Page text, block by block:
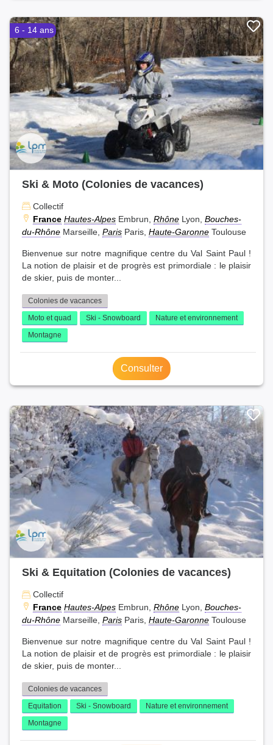
6 - 14 ans
Ski & Moto (Colonies de vacances)
Collectif
France Hautes-Alpes Embrun, Rhône Lyon, Bouches-
du-Rhône Marseille, Paris Paris, Haute-Garonne Toulouse
Bienvenue sur notre magnifique centre du Val Saint Paul !
La notion de plaisir et de progrès est primordiale : le plaisir
de skier, puis de monter...
Colonies de vacances
Moto et quad
Ski - Snowboard
Nature et environnement
Montagne
Consulter
Ski & Equitation (Colonies de vacances)
Collectif
France Hautes-Alpes Embrun, Rhône Lyon, Bouches-
du-Rhône Marseille, Paris Paris, Haute-Garonne Toulouse
Bienvenue sur notre magnifique centre du Val Saint Paul !
La notion de plaisir et de progrès est primordiale : le plaisir
de skier, puis de monter...
Colonies de vacances
Equitation
Ski - Snowboard
Nature et environnement
Montagne